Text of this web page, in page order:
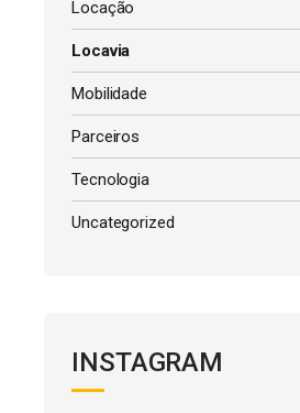
Locação
Locavia
Mobilidade
Parceiros
Tecnologia
Uncategorized
INSTAGRAM